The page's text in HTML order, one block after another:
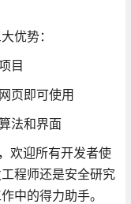
优势：
目
页即可使用
法和界面
欢迎所有开发者使
程师还是安全研究
中的得力助手。